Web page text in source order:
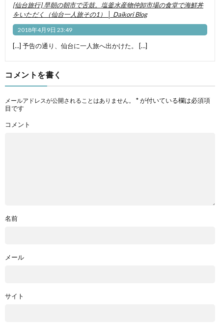
[仙台旅行] 早朝の朝市で舌鼓。塩釜水産物仲卸市場の食堂で海鮮丼
をいただく（仙台一人旅その1） │ Daikori Blog
2018年4月9日 23:49
[…] 予告の通り、仙台に一人旅へ出かけた。 […]
コメントを書く
メールアドレスが公開されることはありません。 *が付いている欄は必須項
目です
コメント
名前
メール
サイト